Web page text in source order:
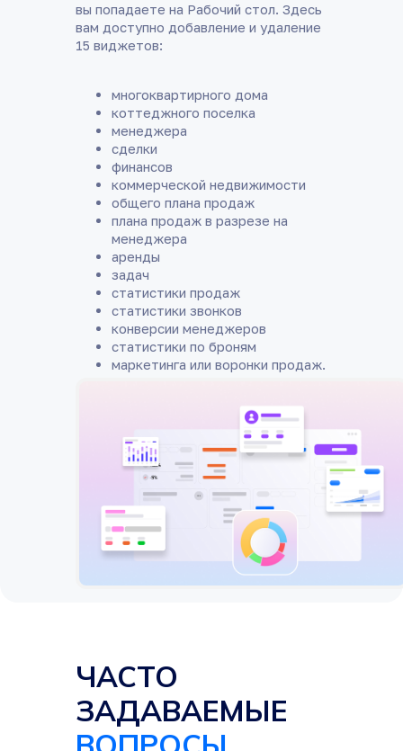
вы попадаете на Рабочий стол. Здесь
вам доступно добавление и удаление
15 виджетов:
многоквартирного дома
коттеджного поселка
менеджера
сделки
финансов
коммерческой недвижимости
общего плана продаж
плана продаж в разрезе на
менеджера
аренды
задач
статистики продаж
статистики звонков
конверсии менеджеров
статистики по броням
маркетинга или воронки продаж.
Дашборд руководителя отдела продаж
ЧАСТО
ЗАДАВАЕМЫЕ